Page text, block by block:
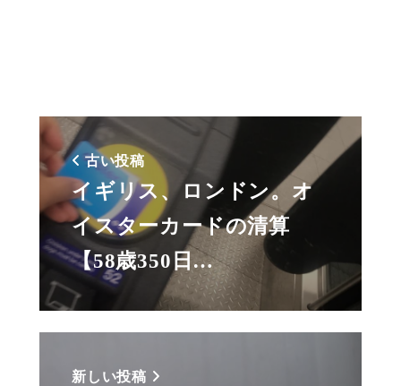
古い投稿
イギリス、ロンドン。オ
イスターカードの清算
【58歳350日…
新しい投稿